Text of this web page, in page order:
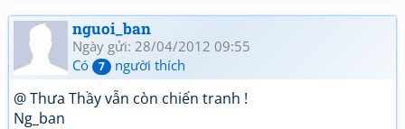
nguoi_ban
Ngày gửi: 28/04/2012 09:55
Có
7 người thích
@ Thưa Thầy vẫn còn chiến tranh !
Ng_ban